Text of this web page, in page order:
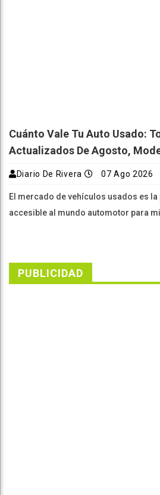
Cuánto Vale Tu Auto Usado:
Actualizados De Agosto,
Diario De Rivera 07 Ago 2026
El mercado de vehículos usados es
accesible al mundo automotor para
PUBLICIDAD